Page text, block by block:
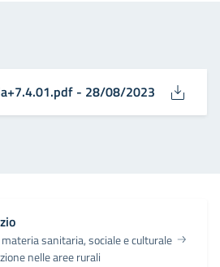
- 28/08/2023
sanitaria, sociale e culturale
nelle aree rurali